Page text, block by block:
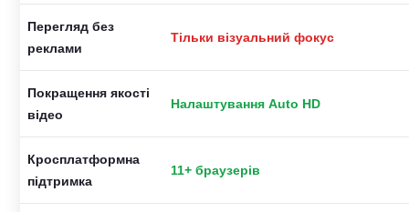
Перегляд без
реклами
Тільки візуальний фокус
Покращення якості
відео
Налаштування Auto HD
Кросплатформна
підтримка
11+ браузерів